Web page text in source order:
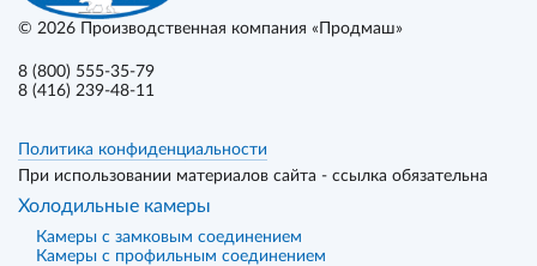
© 2026 Производственная компания «Продмаш»
8 (800) 555-35-79
8 (416) 239-48-11
Политика конфиденциальности
При использовании материалов сайта - ссылка обязательна
Холодильные камеры
Камеры с замковым соединением
Камеры с профильным соединением